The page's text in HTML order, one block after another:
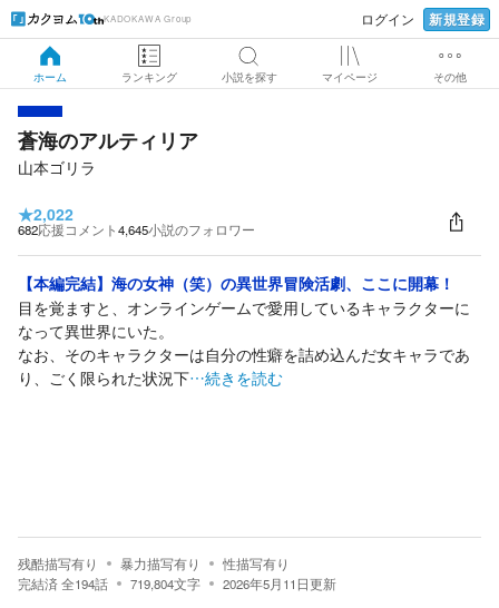
KADOKAWA Group ログイン 新規登録
ホーム ランキング 小説を探す マイページ その他
蒼海のアルティリア
山本ゴリラ
★2,022
682応援コメント4,645小説のフォロワー
【本編完結】海の女神（笑）の異世界冒険活劇、ここに開幕！
目を覚ますと、オンラインゲームで愛用しているキャラクターに
なって異世界にいた。
なお、そのキャラクターは自分の性癖を詰め込んだ女キャラであ
り、ごく限られた状況下…続きを読む
残酷描写有り 暴力描写有り
性描写有り
完結済全194話 719,804文字 2026年5月11日更新